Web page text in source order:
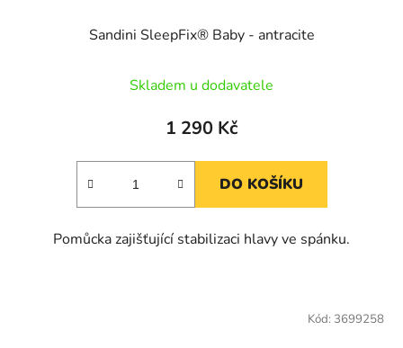
Sandini SleepFix® Baby - antracite
Skladem u dodavatele
1 290 Kč
DO KOŠÍKU
Pomůcka zajišťující stabilizaci hlavy ve spánku.
Kód: 3699258